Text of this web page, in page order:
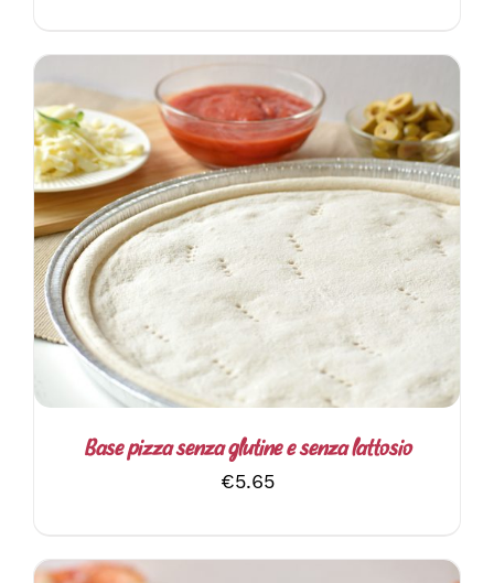
AGGIUNGI AL CARRELLO DETTAGLI
Base pizza senza glutine e senza lattosio
€5.65